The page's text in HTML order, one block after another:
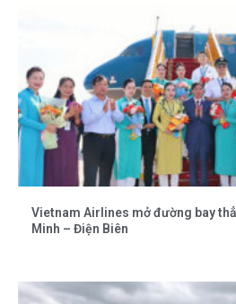
Vietnam Airlines mở đường bay
Minh – Điện Biên